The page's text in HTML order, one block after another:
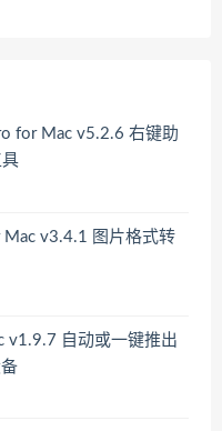
for Mac v5.2.6 右键助
v3.4.1 图片格式转
v1.9.7 自动或一键推出